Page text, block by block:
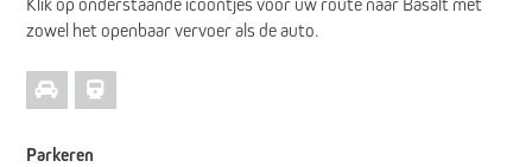
zowel het openbaar vervoer als de auto.
Parkeren